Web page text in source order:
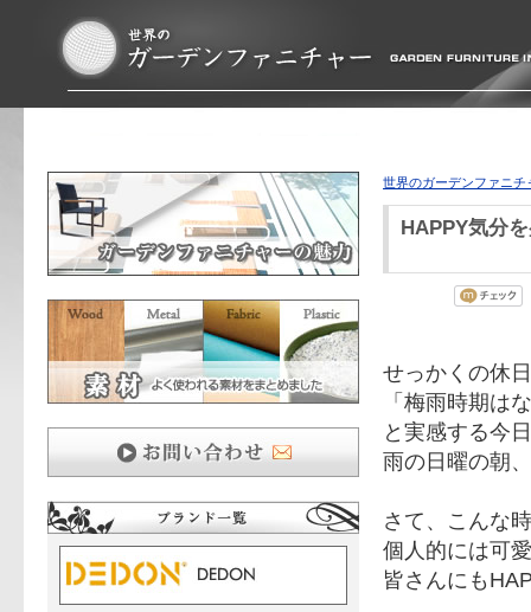
世界のガーデンファニチ
HAPPY気分
せっかくの休
「梅雨時期は
と実感する今
雨の日曜の朝
さて、こんな
個人的には可
皆さんにも